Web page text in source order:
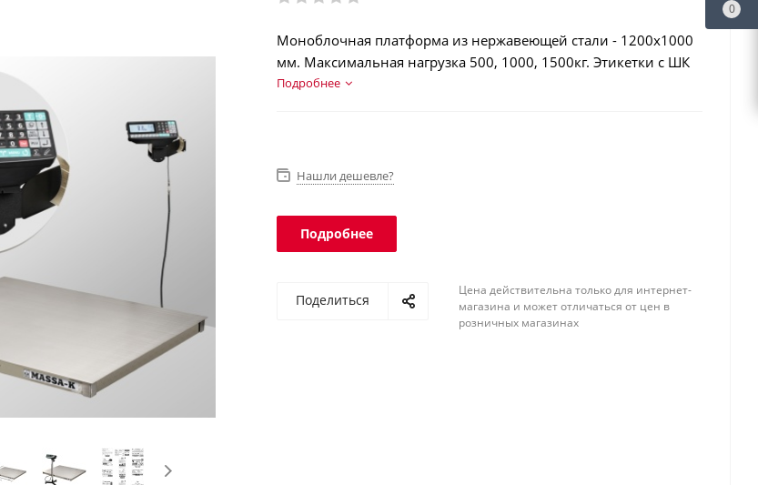
Моноблочная платформа из нержавеющей стали - 1200х1000
мм. Максимальная нагрузка 500, 1000, 1500кг. Этикетки с ШК
(EAN13…EAN128, GS1 Databar). Интеграция в учетные
Подробнее
Нашли дешевле?
Подробнее
Поделиться
Цена действительна только для интернет-
магазина и может отличаться от цен в
розничных магазинах
0